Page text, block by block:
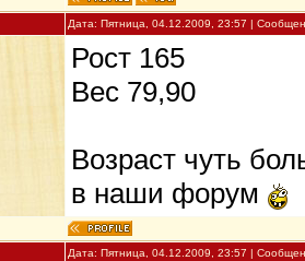
Дата: Пятница, 04.12.2009, 23:57 |
Рост 165
Вес 79,90
Возраст чуть
в наши форум
Дата: Пятница, 04.12.2009, 23:57 |